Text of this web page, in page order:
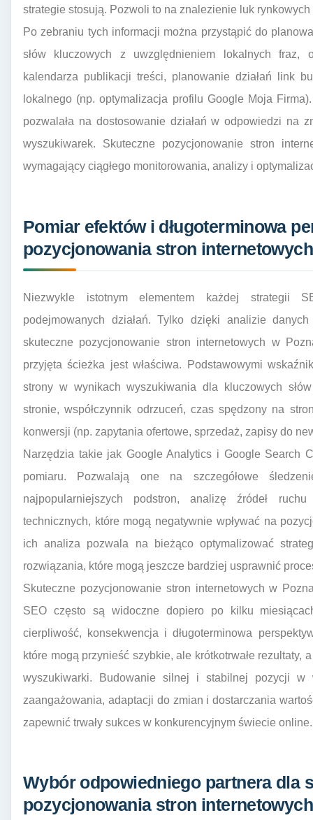
strategie stosują. Pozwoli to na znalezienie luk
Po zebraniu tych informacji można przystąpić do
słów kluczowych z uwzględnieniem lokalnych fraz,
kalendarza publikacji treści, planowanie działań link
lokalnego (np. optymalizacja profilu Google Moja
pozwalała na dostosowanie działań w odpowiedzi na
wyszukiwarek. Skuteczne pozycjonowanie stron
wymagający ciągłego monitorowania, analizy i
Pomiar efektów i długoterminowa
pozycjonowania stron
Niezwykle istotnym elementem każdej strategii
podejmowanych działań. Tylko dzięki analizie
skuteczne pozycjonowanie stron internetowych w
przyjęta ścieżka jest właściwa. Podstawowymi
strony w wynikach wyszukiwania dla kluczowych
stronie, współczynnik odrzuceń, czas spędzony na
konwersji (np. zapytania ofertowe, sprzedaż, zapisy do
Narzędzia takie jak Google Analytics i Google Search
pomiaru. Pozwalają one na szczegółowe
najpopularniejszych podstron, analizę źródeł
technicznych, które mogą negatywnie wpływać na
ich analiza pozwala na bieżąco optymalizować
rozwiązania, które mogą jeszcze bardziej usprawnić
Skuteczne pozycjonowanie stron internetowych w
SEO często są widoczne dopiero po kilku
cierpliwość, konsekwencja i długoterminowa
które mogą przynieść szybkie, ale krótkotrwałe rezultaty,
wyszukiwarki. Budowanie silnej i stabilnej pozycji w
zaangażowania, adaptacji do zmian i dostarczania
zapewnić trwały sukces w konkurencyjnym świecie online.
Wybór odpowiedniego partnera dla
pozycjonowania stron